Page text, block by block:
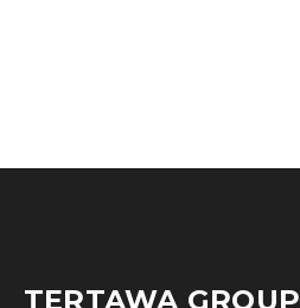
TERTAWA GROUP